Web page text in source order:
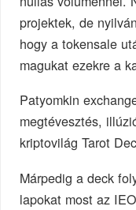
projektek, de
hogy a tokensale
magukat ezekre a
Patyomkin
megtévesztés,
kriptovilág Tarot
Márpedig a deck
lapokat most az